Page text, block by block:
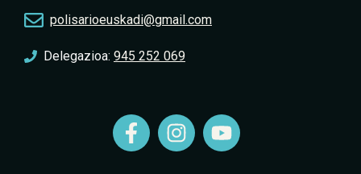
polisarioeuskadi@gmail.com
Delegazioa: 945 252 069